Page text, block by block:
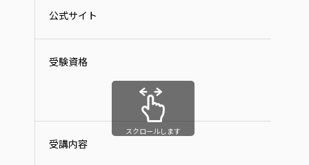
公式サイト
受験資格
受講内容
スクロールします